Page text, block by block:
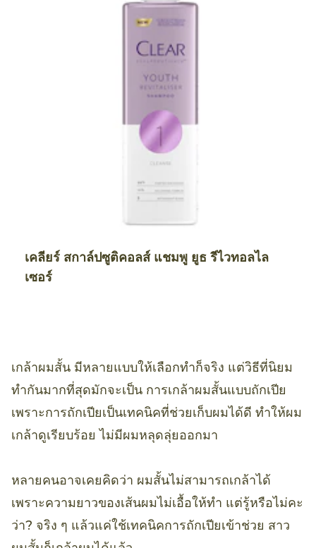
เคลียร์ สกาล์ปซูติคอลส์ แชมพู ยูธ รีไวทอลไล
เซอร์
เกล้าผมสั้น มีหลายแบบให้เลือกทำก็จริง แต่วิธีที่นิยม
ทำกันมากที่สุดมักจะเป็น การเกล้าผมสั้นแบบถักเปีย
เพราะการถักเปียเป็นเทคนิคที่ช่วยเก็บผมได้ดี ทำให้ผม
เกล้าดูเรียบร้อย ไม่มีผมหลุดลุ่ยออกมา
หลายคนอาจเคยคิดว่า ผมสั้นไม่สามารถเกล้าได้
เพราะความยาวของเส้นผมไม่เอื้อให้ทำ แต่รู้หรือไม่คะ
ว่า? จริง ๆ แล้วแค่ใช้เทคนิคการถักเปียเข้าช่วย สาว